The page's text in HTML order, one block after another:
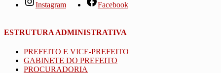
Instagram Facebook
ESTRUTURA ADMINISTRATIVA
PREFEITO E VICE-PREFEITO
GABINETE DO PREFEITO
PROCURADORIA